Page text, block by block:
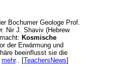
Bochumer Geologe Prof.
Nir J. Shaviv (Hebrew
Kosmische
der Erwärmung und
beeinflusst sie die
mehr.. [TeachersNews]